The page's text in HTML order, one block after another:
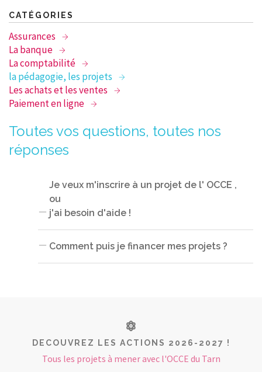
PRETS
CONTACT
CATÉGORIES
Assurances
La banque
La comptabilité
la pédagogie, les projets
Les achats et les ventes
Paiement en ligne
Toutes vos questions, toutes nos
réponses
Je veux m'inscrire à un projet de l' OCCE ,
ou
j'ai besoin d'aide !
Comment puis je financer mes projets ?
DECOUVREZ LES ACTIONS 2026-2027 !
Tous les projets à mener avec l'OCCE du Tarn